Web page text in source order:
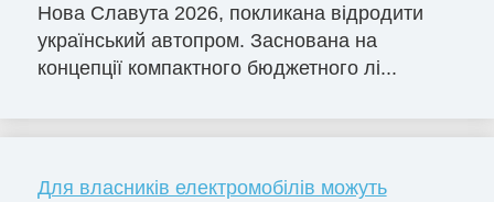
Нова Славута 2026, покликана відродити
український автопром. Заснована на
концепції компактного бюджетного лі...
Для власників електромобілів можуть